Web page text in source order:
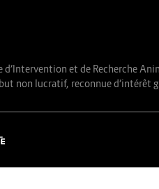
d’Intervention et de Recherche
non lucratif, reconnue d’intérêt